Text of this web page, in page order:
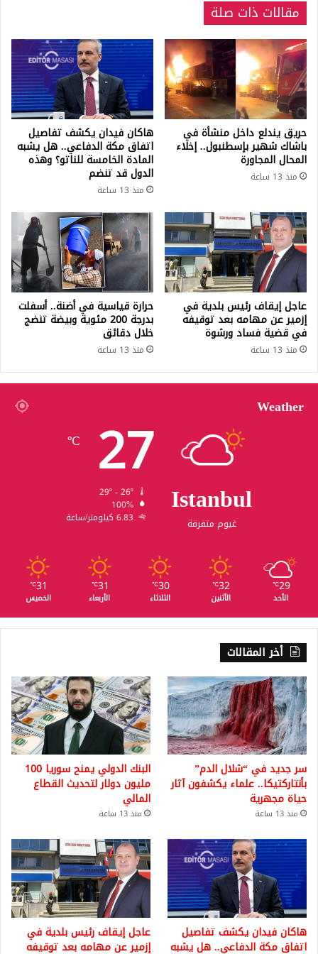
مقالات ذات صلة
حريق يندلع داخل منشأة في
باشاك شهير بإسطنبول.. إخلاء
المحال المجاورة
منذ 13 ساعة
هاكان فيدان يكشف تفاصيل
اتفاق مكة الدفاعي.. هل يشبه
المادة الخامسة للناتو؟ وهذه
الدول قد تنضم
منذ 13 ساعة
عاجل إيقاف رئيس بلدية في
إزمير عن مهامه بعد توقيفه
في قضية فساد ورشوة
منذ 13 ساعة
حرارة قياسية في أضنة.. أسفلت
بدرجة 200 مئوية وبيضة تنضج
خلال دقائق
منذ 13 ساعة
Weather
Istanbul
غيوم متفرقة
27
℃
100%
6.83 كيلومتر/ساعة
29
℃
الأحد
32
℃
الأثنين
30
℃
الثلاثاء
31
℃
الأربعاء
31
℃
الخميس
أخر المقالات
سر جديد في “شلال الدم”
بأنتاركتيكا.. علماء يكشفون آثار
حياة مجهرية
منذ 13 ساعة
البنك الدولي يمنح سوريا 100
مليون دولار لتحديث القطاع
المالي
منذ 13 ساعة
هاكان فيدان يكشف تفاصيل
اتفاق مكة الدفاعي.. هل يشبه
عاجل إيقاف رئيس بلدية في
إزمير عن مهامه بعد توقيفه